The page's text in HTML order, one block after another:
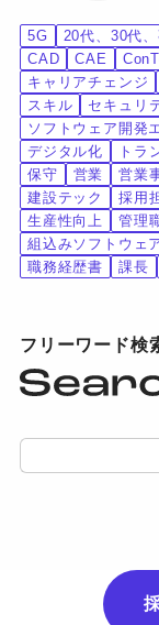
5G 20代、30代
CAD
CAE
キャリアチェンジ
スキル
セキュリ
ソフトウェア開発
デジタル化
トラ
保守
営業 営業
建設テック
採用
生産性向上
管理
組込みソフトウェ
職務経歴書
課長
フリーワード検